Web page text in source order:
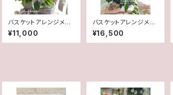
バスケットアレンジメン
ト M
¥11,000
バスケットアレンジメン
ト L
¥16,500